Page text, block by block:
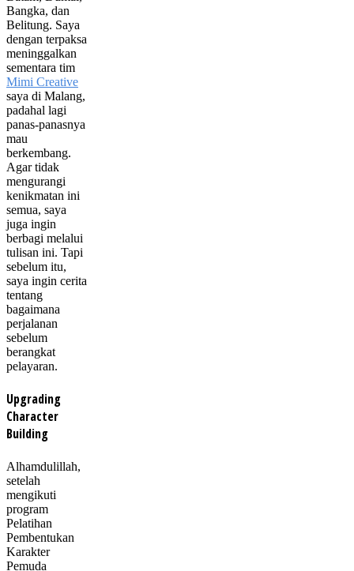
Bangka, dan
Belitung. Saya
dengan terpaksa
meninggalkan
sementara tim
Mimi Creative
saya di Malang,
padahal lagi
panas-panasnya
mau
berkembang.
Agar tidak
mengurangi
kenikmatan ini
semua, saya
juga ingin
berbagi melalui
tulisan ini. Tapi
sebelum itu,
saya ingin cerita
tentang
bagaimana
perjalanan
sebelum
berangkat
pelayaran.
Upgrading
Character
Building
Alhamdulillah,
setelah
mengikuti
program
Pelatihan
Pembentukan
Karakter
Pemuda